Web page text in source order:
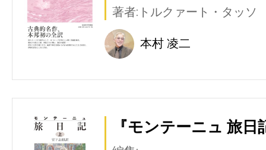
著者:トルクァート・タッソ
本村 凌二
『モンテーニュ 旅